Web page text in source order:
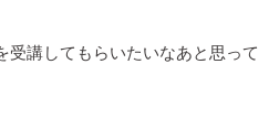
受講してもらいたいなあと思って